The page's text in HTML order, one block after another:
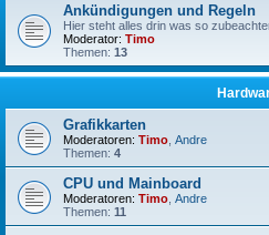
Ankündigungen und Regeln
Hier steht alles drin was so
Moderator: Timo
Themen: 13
Grafikkarten
Moderatoren: Timo Andre
Themen: 4
CPU und Mainboard
Moderatoren: Timo Andre
Themen: 11